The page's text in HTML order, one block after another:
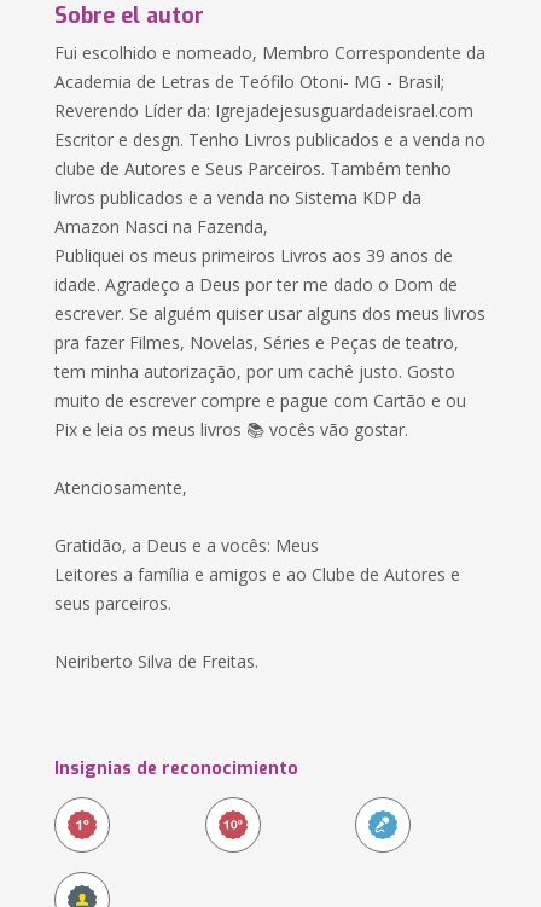
Sobre el autor
Fui escolhido e nomeado, Membro Correspondente da
Academia de Letras de Teófilo Otoni- MG - Brasil;
Reverendo Líder da: Igrejadejesusguardadeisrael.com
Escritor e desgn. Tenho Livros publicados e a venda no
clube de Autores e Seus Parceiros. Também tenho
livros publicados e a venda no Sistema KDP da
Amazon Nasci na Fazenda,
Publiquei os meus primeiros Livros aos 39 anos de
idade. Agradeço a Deus por ter me dado o Dom de
escrever. Se alguém quiser usar alguns dos meus livros
pra fazer Filmes, Novelas, Séries e Peças de teatro,
tem minha autorização, por um cachê justo. Gosto
muito de escrever compre e pague com Cartão e ou
Pix e leia os meus livros 📚 vocês vão gostar.
Atenciosamente,
Gratidão, a Deus e a vocês: Meus
Leitores a família e amigos e ao Clube de Autores e
seus parceiros.
Neiriberto Silva de Freitas.
Insignias de reconocimiento